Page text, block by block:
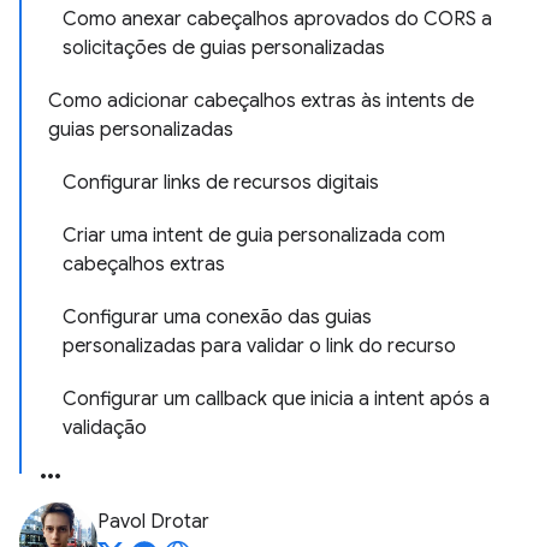
Como anexar cabeçalhos aprovados do CORS a
solicitações de guias personalizadas
Como adicionar cabeçalhos extras às intents de
guias personalizadas
Configurar links de recursos digitais
Criar uma intent de guia personalizada com
cabeçalhos extras
Configurar uma conexão das guias
personalizadas para validar o link do recurso
Configurar um callback que inicia a intent após a
validação
Pavol Drotar